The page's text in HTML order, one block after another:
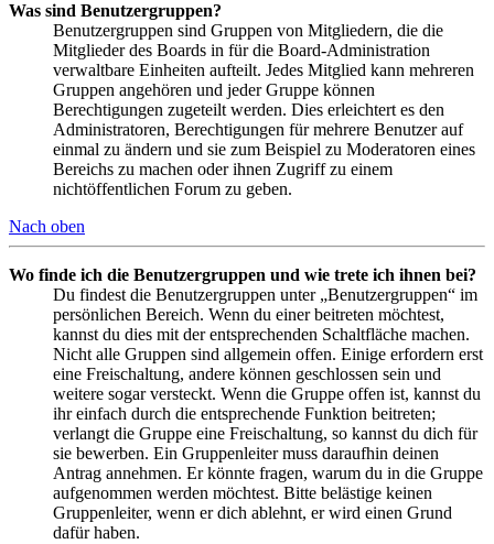
Was sind Benutzergruppen?
Benutzergruppen sind Gruppen von Mitgliedern, die die
Mitglieder des Boards in für die Board-Administration
verwaltbare Einheiten aufteilt. Jedes Mitglied kann mehreren
Gruppen angehören und jeder Gruppe können
Berechtigungen zugeteilt werden. Dies erleichtert es den
Administratoren, Berechtigungen für mehrere Benutzer auf
einmal zu ändern und sie zum Beispiel zu Moderatoren eines
Bereichs zu machen oder ihnen Zugriff zu einem
nichtöffentlichen Forum zu geben.
Nach oben
Wo finde ich die Benutzergruppen und wie trete ich ihnen bei?
Du findest die Benutzergruppen unter „Benutzergruppen“ im
persönlichen Bereich. Wenn du einer beitreten möchtest,
kannst du dies mit der entsprechenden Schaltfläche machen.
Nicht alle Gruppen sind allgemein offen. Einige erfordern erst
eine Freischaltung, andere können geschlossen sein und
weitere sogar versteckt. Wenn die Gruppe offen ist, kannst du
ihr einfach durch die entsprechende Funktion beitreten;
verlangt die Gruppe eine Freischaltung, so kannst du dich für
sie bewerben. Ein Gruppenleiter muss daraufhin deinen
Antrag annehmen. Er könnte fragen, warum du in die Gruppe
aufgenommen werden möchtest. Bitte belästige keinen
Gruppenleiter, wenn er dich ablehnt, er wird einen Grund
dafür haben.